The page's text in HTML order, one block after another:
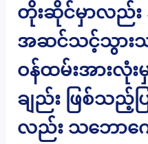
တိုးဆိုင်မှာလည်
အဆင်သင့်သွား
ဝန်ထမ်းအားလုံး
ချည်း ဖြစ်သည့်
လည်း သဘောက